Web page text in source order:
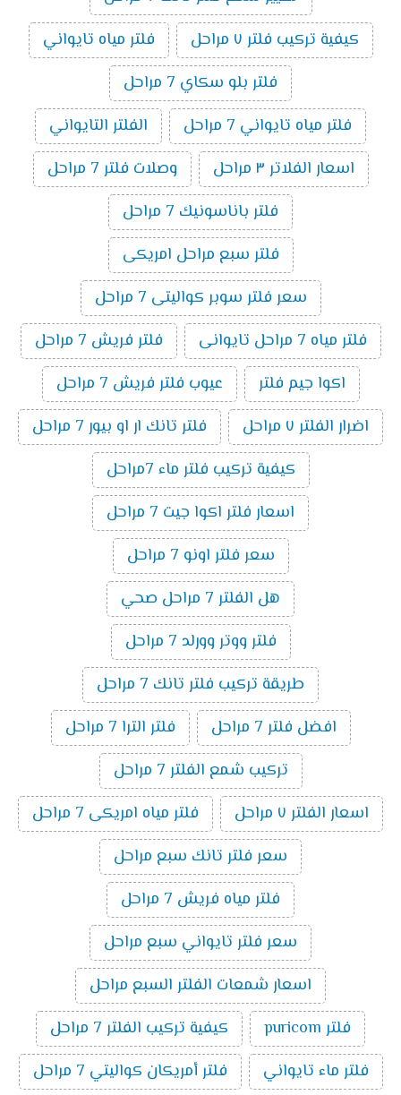
كيفية تركيب فلتر ٧ مراحل
فلتر مياه تايواني
فلتر بلو سكاي 7 مراحل
فلتر مياه تايواني 7 مراحل
الفلتر التايواني
اسعار الفلاتر ٣ مراحل
وصلات فلتر 7 مراحل
فلتر باناسونيك 7 مراحل
فلتر سبع مراحل امريكى
سعر فلتر سوبر كواليتى 7 مراحل
فلتر مياه 7 مراحل تايوانى
فلتر فريش 7 مراحل
اكوا جيم فلتر
عيوب فلتر فريش 7 مراحل
اضرار الفلتر ٧ مراحل
فلتر تانك ار او بيور 7 مراحل
كيفية تركيب فلتر ماء 7مراحل
اسعار فلتر اكوا جيت 7 مراحل
سعر فلتر اونو 7 مراحل
هل الفلتر 7 مراحل صحي
فلتر ووتر وورلد 7 مراحل
طريقة تركيب فلتر تانك 7 مراحل
افضل فلتر 7 مراحل
فلتر الترا 7 مراحل
تركيب شمع الفلتر 7 مراحل
اسعار الفلتر ٧ مراحل
فلتر مياه امريكى 7 مراحل
سعر فلتر تانك سبع مراحل
فلتر مياه فريش 7 مراحل
سعر فلتر تايواني سبع مراحل
اسعار شمعات الفلتر السبع مراحل
فلتر puricom
كيفية تركيب الفلتر 7 مراحل
فلتر ماء تايواني
فلتر أمريكان كواليتي 7 مراحل